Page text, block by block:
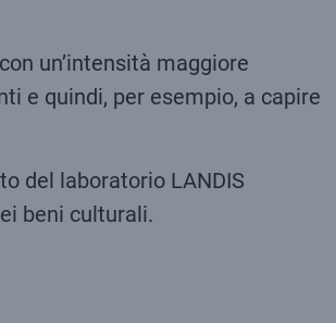
un’intensità maggiore
e quindi, per esempio, a capire
del laboratorio LANDIS
beni culturali.